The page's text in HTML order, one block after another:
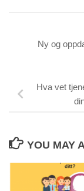
Ny og
Hva vet
YOU MAY